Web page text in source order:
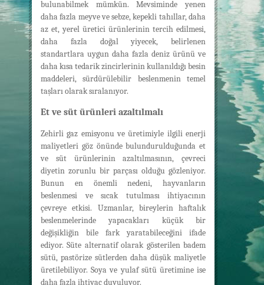
bulunabilmek mümkün. Mevsiminde yenen
daha fazla meyve ve sebze, kepekli tahıllar, daha
az et, yerel üretici ürünlerinin tercih edilmesi,
daha fazla doğal yiyecek, belirlenen
standartlara uygun daha fazla deniz ürünü ve
daha kısa tedarik zincirlerinin kullanıldığı besin
maddeleri, sürdürülebilir beslenmenin temel
taşları olarak sıralanıyor.
Et ve süt ürünleri azaltılmalı
Zehirli gaz emisyonu ve üretimiyle ilgili enerji
maliyetleri göz önünde bulundurulduğunda et
ve süt ürünlerinin azaltılmasının, çevreci
diyetin zorunlu bir parçası olduğu gözleniyor.
Bunun en önemli nedeni, hayvanların
beslenmesi ve sıcak tutulması ihtiyacının
çevreye etkisi. Uzmanlar, bireylerin haftalık
beslenmelerinde yapacakları küçük bir
değişikliğin bile fark yaratabileceğini ifade
ediyor. Süte alternatif olarak gösterilen badem
sütü, pastörize sütlerden daha düşük maliyetle
üretilebiliyor. Soya ve yulaf sütü üretimine ise
daha fazla ihtiyaç duyuluyor.